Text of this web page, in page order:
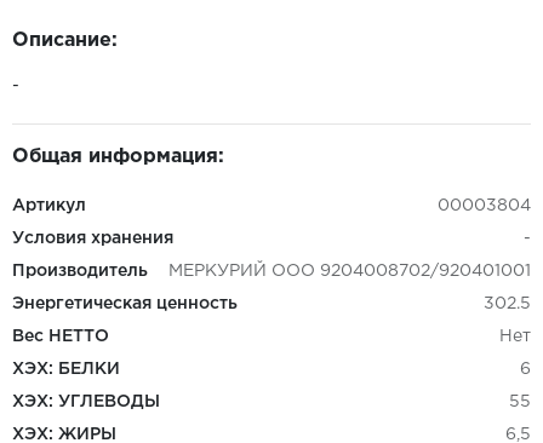
Описание:
-
Общая информация:
Артикул 00003804
Условия хранения -
Производитель МЕРКУРИЙ ООО 9204008702/920401001
Энергетическая ценность 302.5
Вес НЕТТО Нет
ХЭХ: БЕЛКИ 6
ХЭХ: УГЛЕВОДЫ 55
ХЭХ: ЖИРЫ 6,5